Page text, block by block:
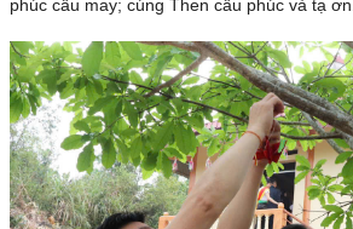
phúc cầu may; cúng Then cầu phúc và tạ ơn.